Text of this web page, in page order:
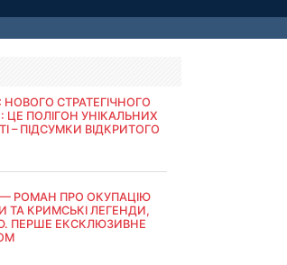
СТРАТЕГІЧНОГО
ПОЛІГОН УНІКАЛЬНИХ
– ПІДСУМКИ ВІДКРИТОГО
РОМАН ПРО ОКУПАЦІЮ
ТА КРИМСЬКІ ЛЕГЕНДИ,
ПЕРШЕ ЕКСКЛЮЗИВНЕ